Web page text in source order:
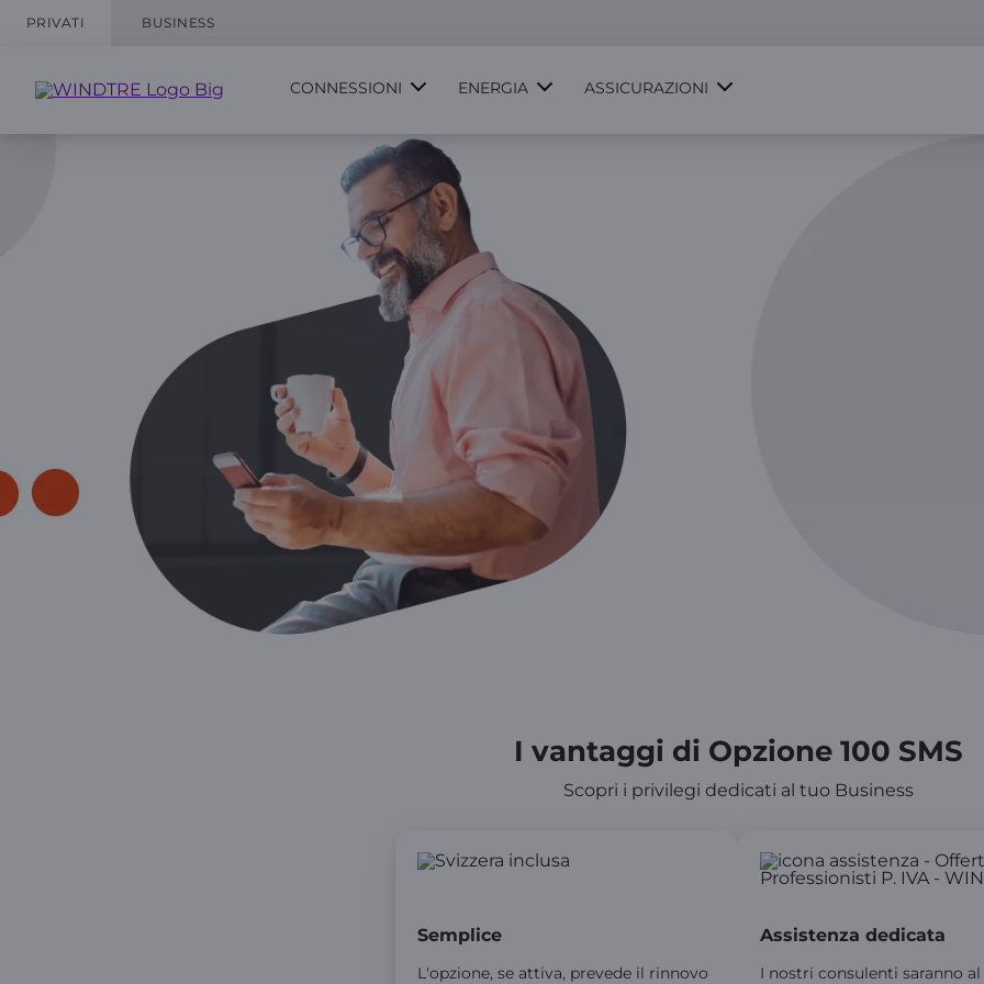
PRIVATI BUSINESS
CONNESSIONI ENERGIA ASSICURAZIONI
I vantaggi di Opzione 100 SMS
Scopri i privilegi dedicati al tuo Business
Semplice
L'opzione, se attiva, prevede il rinnovo
Assistenza dedicata
I nostri consulenti saranno